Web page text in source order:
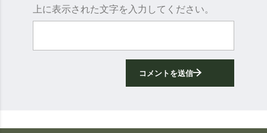
上に表示された文字を入力してください。
コメントを送信